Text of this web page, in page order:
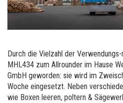
Durch die Vielzahl der
MHL434 zum Allrounder im Hause
GmbH geworden: sie wird im
Woche eingesetzt. Neben
wie Boxen leeren, poltern &